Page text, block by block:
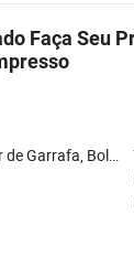
Faça Seu
Relógio de Pulso, Bússola, Gifts